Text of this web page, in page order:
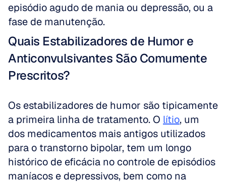
episódio agudo de mania ou depressão, ou a
fase de manutenção.
Quais Estabilizadores de Humor e
Anticonvulsivantes São Comumente
Prescritos?
Os estabilizadores de humor são tipicamente
a primeira linha de tratamento. O lítio, um
dos medicamentos mais antigos utilizados
para o transtorno bipolar, tem um longo
histórico de eficácia no controle de episódios
maníacos e depressivos, bem como na